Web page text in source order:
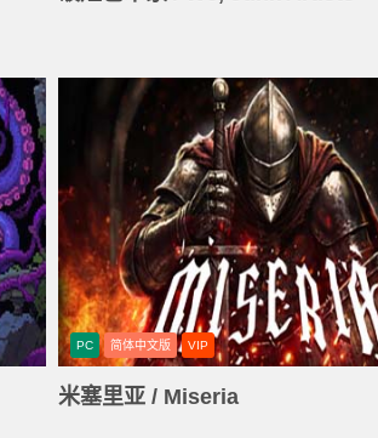
PC 简体中文版 VIP
米塞里亚 / Miseria